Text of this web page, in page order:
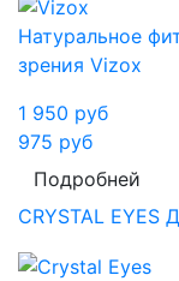
Натуральное
зрения Vizox
1 950 руб
975 руб
Подробней
CRYSTAL EYES